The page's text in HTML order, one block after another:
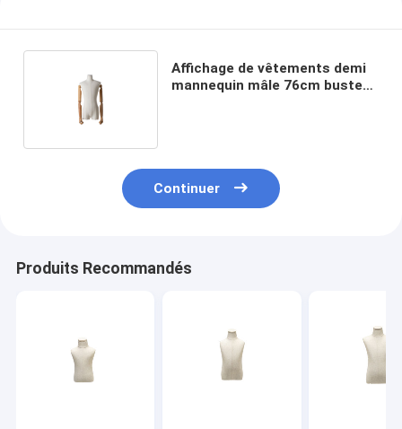
Affichage de vêtements demi
mannequin mâle 76cm buste
Continuer
Produits Recommandés